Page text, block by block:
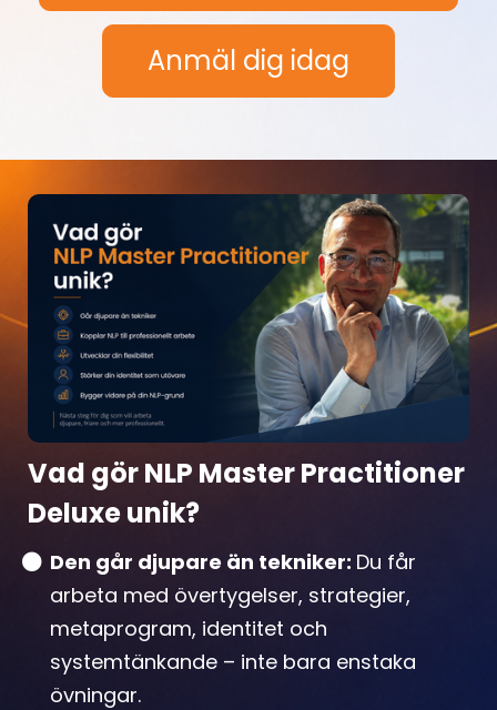
Anmäl dig idag
Vad gör NLP Master Practitioner
Deluxe unik?
Den går djupare än tekniker: Du får
arbeta med övertygelser, strategier,
metaprogram, identitet och
systemtänkande – inte bara enstaka
övningar.